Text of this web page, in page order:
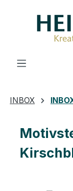
INBOX